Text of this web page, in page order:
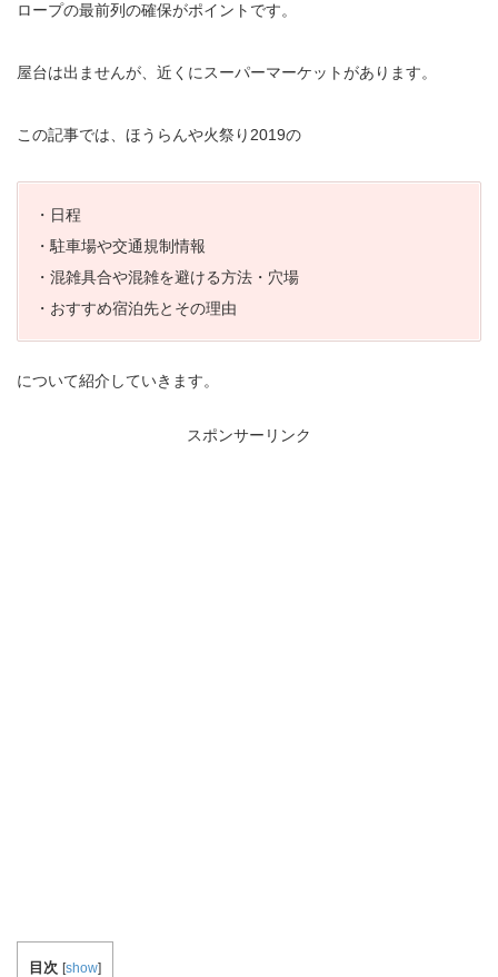
ロープの最前列の確保がポイントです。
屋台は出ませんが、近くにスーパーマーケットがあります。
この記事では、ほうらんや火祭り2019の
・日程
・駐車場や交通規制情報
・混雑具合や混雑を避ける方法・穴場
・おすすめ宿泊先とその理由
について紹介していきます。
スポンサーリンク
目次 [show]